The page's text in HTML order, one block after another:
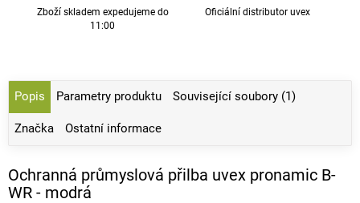
Zboží skladem expedujeme do
11:00
Oficiální distributor uvex
Popis Parametry produktu Související soubory (1)
Značka Ostatní informace
Ochranná průmyslová přilba uvex pronamic B-
WR - modrá